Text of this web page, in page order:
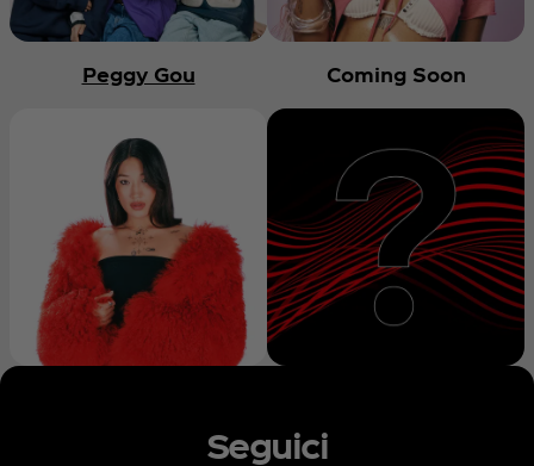
Peggy Gou Coming Soon
Seguici